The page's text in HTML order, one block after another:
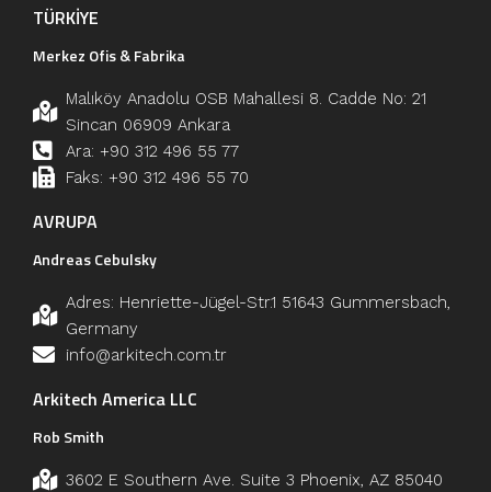
TÜRKİYE
Merkez Ofis & Fabrika
Malıköy Anadolu OSB Mahallesi 8. Cadde No: 21
Sincan 06909 Ankara
Ara: +90 312 496 55 77
Faks: +90 312 496 55 70
AVRUPA
Andreas Cebulsky
Adres: Henriette-Jügel-Str.1 51643 Gummersbach,
Germany
info@arkitech.com.tr
Arkitech America LLC
Rob Smith
3602 E Southern Ave. Suite 3 Phoenix, AZ 85040